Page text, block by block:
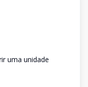
uma unidade